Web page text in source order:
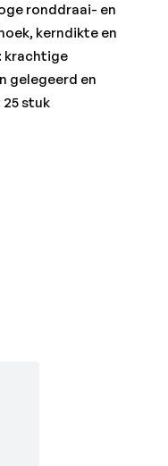
ronddraai- en
kerndikte en
krachtige
gelegeerd en
stuk